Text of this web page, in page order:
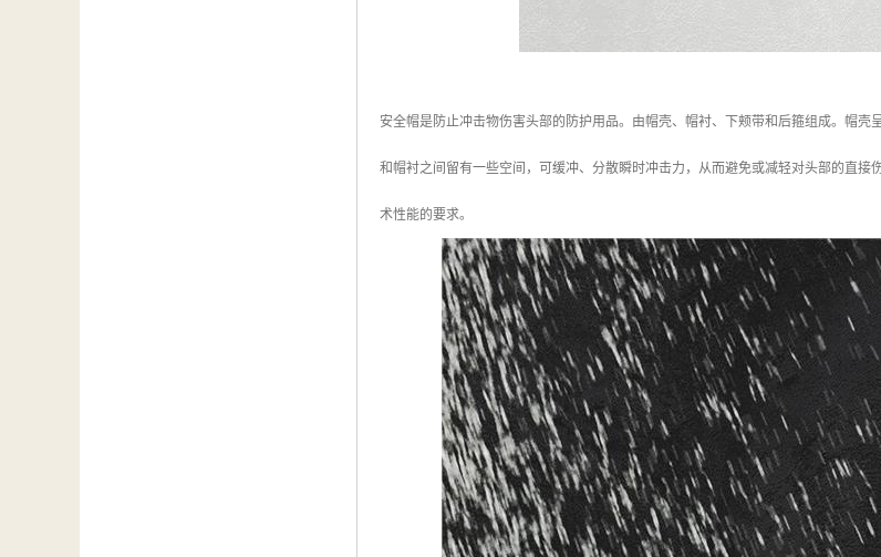
安全帽是防止冲击物伤害头部的防护用品。由帽壳、帽衬、下颊带和后箍组成。帽
和帽衬之间留有一些空间，可缓冲、分散瞬时冲击力，从而避免或减轻对头部的直
术性能的要求。